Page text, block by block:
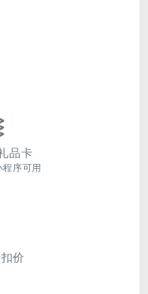
品卡
序可用
价